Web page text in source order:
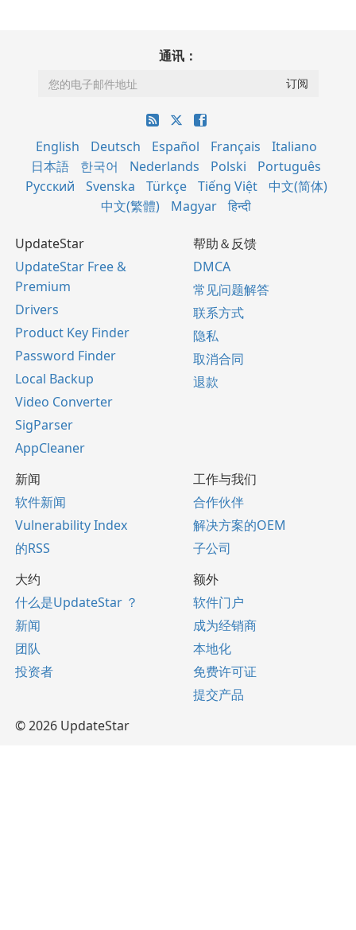
通讯：
English Deutsch Español Français
Italiano
日本語
한국어 Nederlands Polski
Português
Русский
Svenska Türkçe Tiếng Việt
中文(简体)
中文(繁體)
Magyar हिन्दी
UpdateStar
UpdateStar Free &
Premium
Drivers
Product Key Finder
Password Finder
Local Backup
Video Converter
SigParser
AppCleaner
帮助＆反馈
DMCA
常见问题解答
联系方式
隐私
取消合同
退款
新闻
软件新闻
Vulnerability Index
的RSS
工作与我们
合作伙伴
解决方案的OEM
子公司
大约
什么是UpdateStar ？
新闻
团队
投资者
额外
软件门户
成为经销商
本地化
免费许可证
提交产品
© 2026 UpdateStar